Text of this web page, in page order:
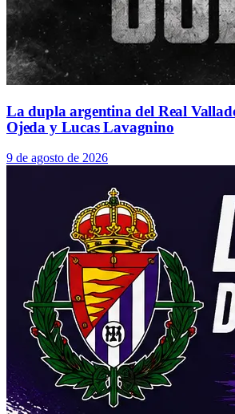
La dupla argentina del Real
Ojeda y Lucas Lavagnino
9 de agosto de 2026